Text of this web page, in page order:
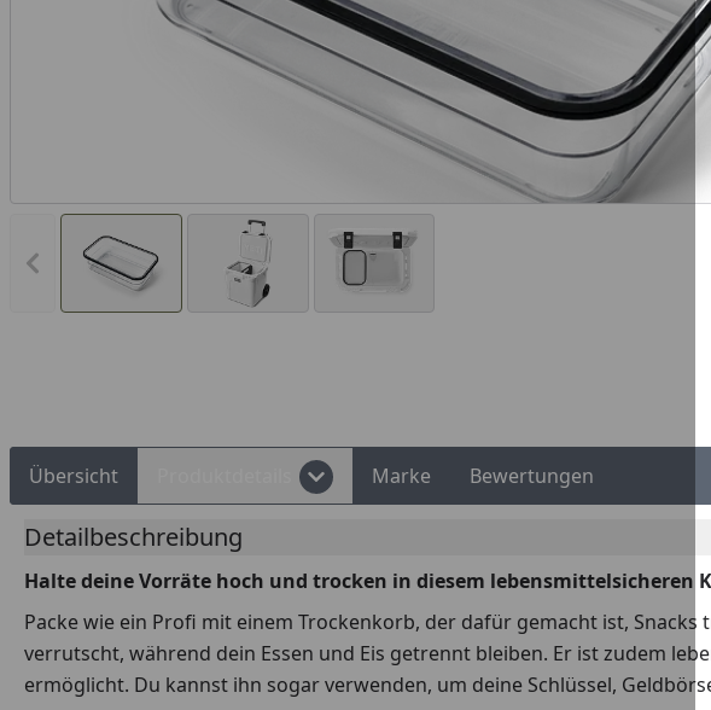
Vorheriges Bild anzeigen
Übersicht Marke Bewertungen
Detailbeschreibung
Halte deine Vorräte hoch und trocken in diesem lebensmittelsicheren
Packe wie ein Profi mit einem Trockenkorb, der dafür gemacht ist,
verrutscht, während dein Essen und Eis getrennt bleiben. Er ist zudem
ermöglicht. Du kannst ihn sogar verwenden, um deine Schlüssel,